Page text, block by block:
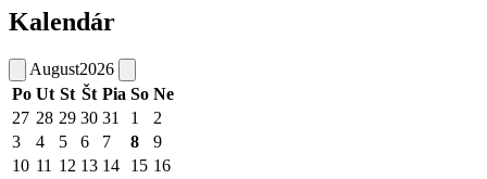
Kalendár
August2026
Po Ut St Št Pia So Ne
27 28 29 30 31 1
2
3
4 5 6 7 8
9
10 11 12 13 14 15 16